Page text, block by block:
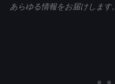
あらゆる情報をお届けします。